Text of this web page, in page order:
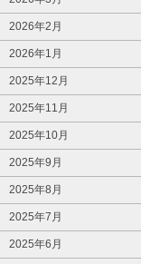
2026年2月
2026年1月
2025年12月
2025年11月
2025年10月
2025年9月
2025年8月
2025年7月
2025年6月